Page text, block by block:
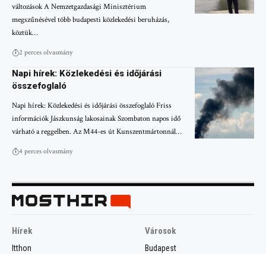
változások A Nemzetgazdasági Minisztérium
megszűnésével több budapesti közlekedési beruházás,
köztük…
2 perces olvasmány
Napi hírek: Közlekedési és időjárási
összefoglaló
Napi hírek: Közlekedési és időjárási összefoglaló Friss
információk Jászkunság lakosainak Szombaton napos idő
várható a reggelben. Az M44-es út Kunszentmártonnál…
4 perces olvasmány
Hírek
Itthon
Városok
Budapest